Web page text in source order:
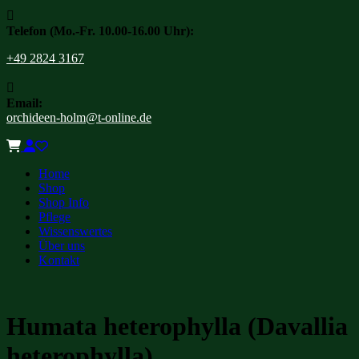

Telefon (Mo.-Fr. 10.00-16.00 Uhr):
+49 2824 3167

Email:
orchideen-holm@t-online.de
Home
Shop
Shop Info
Pflege
Wissenswertes
Über uns
Kontakt
Humata heterophylla (Davallia